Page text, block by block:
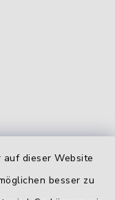
dieser Website
besser zu